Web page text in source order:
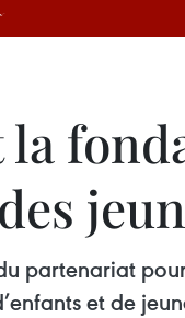
la
partenariat
et de